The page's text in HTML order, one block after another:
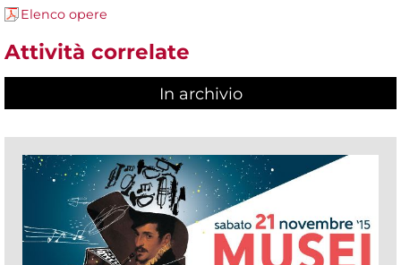
Elenco opere
Attività correlate
In archivio